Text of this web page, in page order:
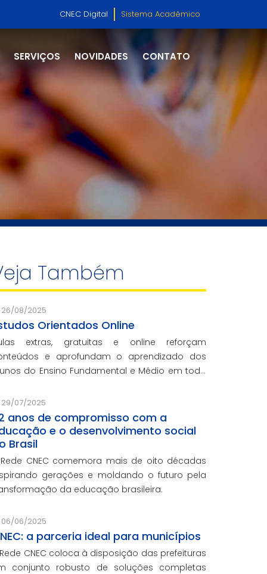
CNEC Digital Sistema Acadêmico
SERVIÇOS NOVIDADES CONTATO
Também
26/08/2025
Orientados Online
extras, gratuitas e online reforçam
e aprofundam o aprendizado dos
do Ensino Fundamental e Médio em toda
29/07/2025
anos de compromisso com a
e o desenvolvimento social
Brasil
CNEC comemora mais de oito décadas
gerações e moldando o futuro pela
da educação brasileira.
06/06/2025
a parceria ideal para municípios
CNEC coloca à disposição das prefeituras
conjunto robusto de soluções completas